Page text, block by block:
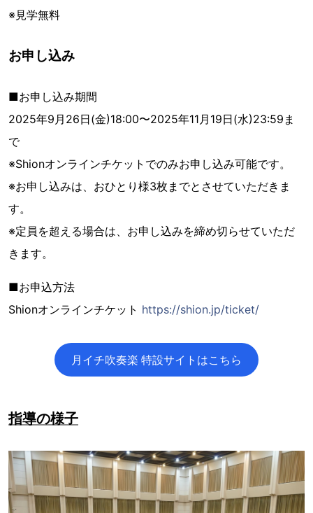
※見学無料
お申し込み
■お申し込み期間
2025年9月26日(金)18:00〜2025年11月19日(水)23:59ま
で
※Shionオンラインチケットでのみお申し込み可能です。
※お申し込みは、おひとり様3枚までとさせていただきま
す。
※定員を超える場合は、お申し込みを締め切らせていただ
きます。
■お申込方法
Shionオンラインチケット https://shion.jp/ticket/
月イチ吹奏楽 特設サイトはこちら
指導の様子